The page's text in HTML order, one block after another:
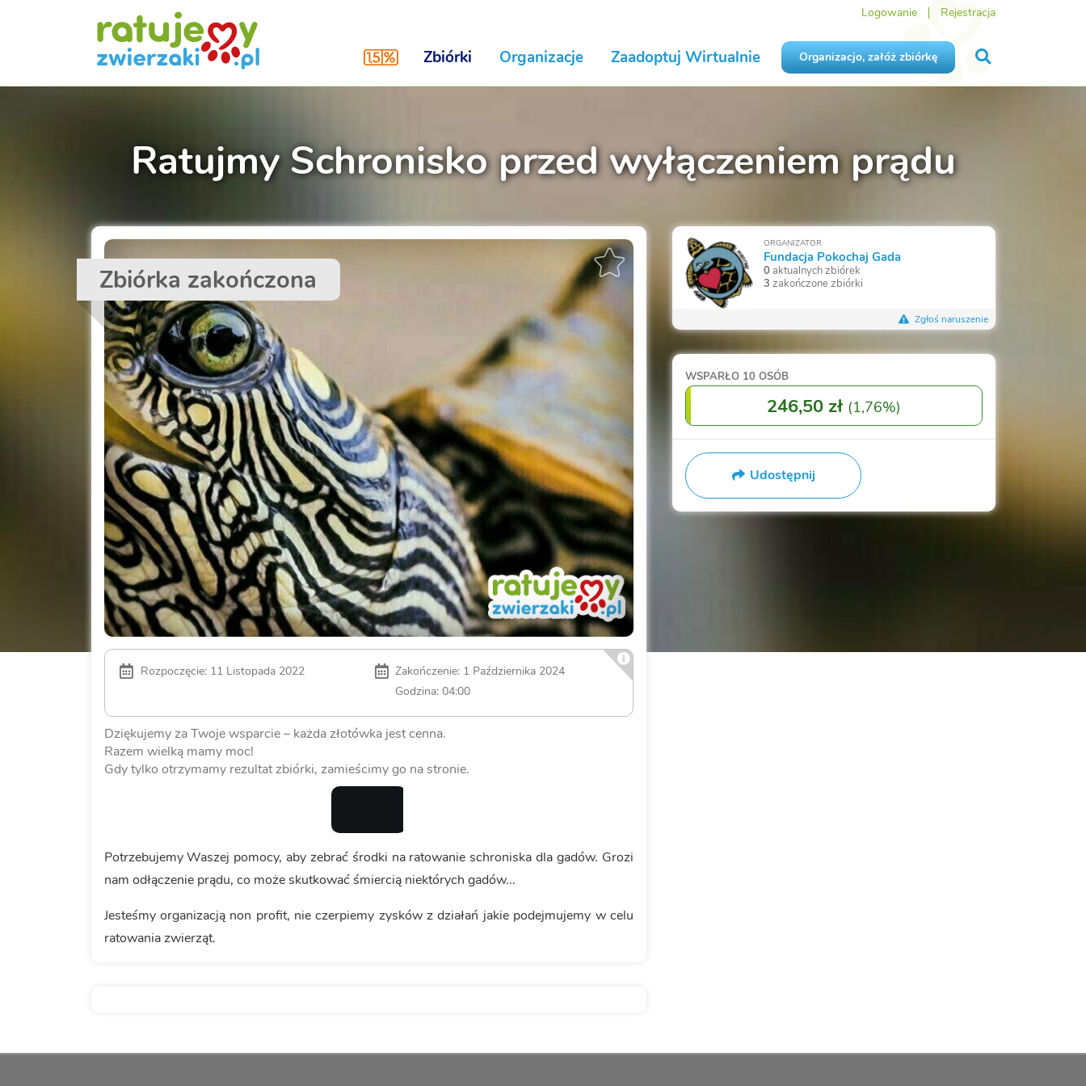
Logowanie Rejestracja
Zbiórki Organizacje Zaadoptuj Wirtualnie Organizacjo, załóż zbiórkę
Ratujmy Schronisko przed wyłączeniem prądu
Zbiórka zakończona
Rozpoczęcie: 11 Listopada 2022
Zakończenie: 1 Października 2024
Godzina: 04:00
Dziękujemy za Twoje wsparcie – każda złotówka jest cenna.
Razem wielką mamy moc!
Gdy tylko otrzymamy rezultat zbiórki, zamieścimy go na stronie.
Potrzebujemy Waszej pomocy, aby zebrać środki na ratowanie schroniska dla gadów. Grozi
nam odłączenie prądu, co może skutkować śmiercią niektórych gadów...
Jesteśmy organizacją non profit, nie czerpiemy zysków z działań jakie podejmujemy w celu
ratowania zwierząt.
ORGANIZATOR
Fundacja Pokochaj Gada
0aktualnych zbiórek
3 zakończone zbiórki
Zgłoś naruszenie
WSPARŁO 10 OSÓB
246,50 zł (1,76%)
Udostępnij